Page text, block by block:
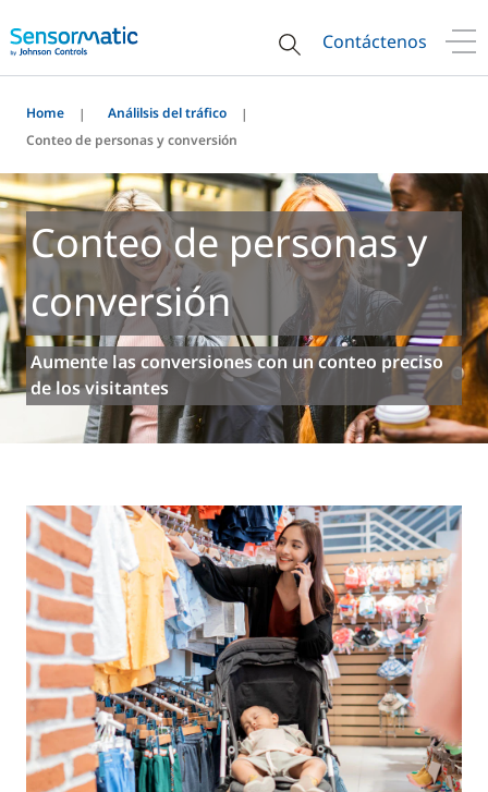
Contáctenos
Home
Análilsis del tráfico
Conteo de personas y conversión
Conteo de personas y
conversión
Aumente las conversiones con un conteo preciso
de los visitantes